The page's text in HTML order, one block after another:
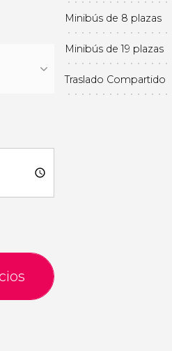
Minibús de 8 plazas
Minibús de 19 plazas
Traslado Compartido